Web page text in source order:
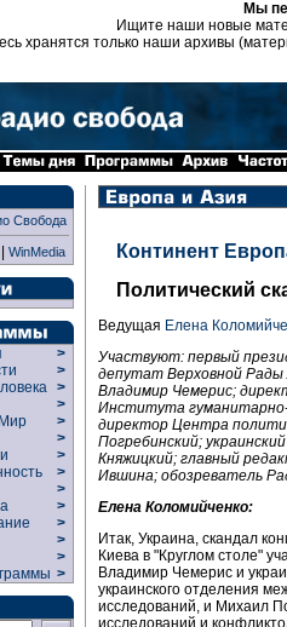
Мы
Ищите наши новые
хранятся только наши архивы
Свобода
WinMedia
>
>
>
>
>
>
>
>
>
>
>
>
>
>
Континент
Политический
Ведущая Елена
Участвуют: первый
депутат Верховной Рады
Владимир Чемерис;
Института гуманитарно-
директор Центра
Погребинский;
Княжицкий; главный
Ившина; обозреватель
Елена Коломийченко:
Итак, Украина, скандал
Киева в "Круглом столе"
Владимир Чемерис и
украинского отделения
исследований, и Михаил
исследований и